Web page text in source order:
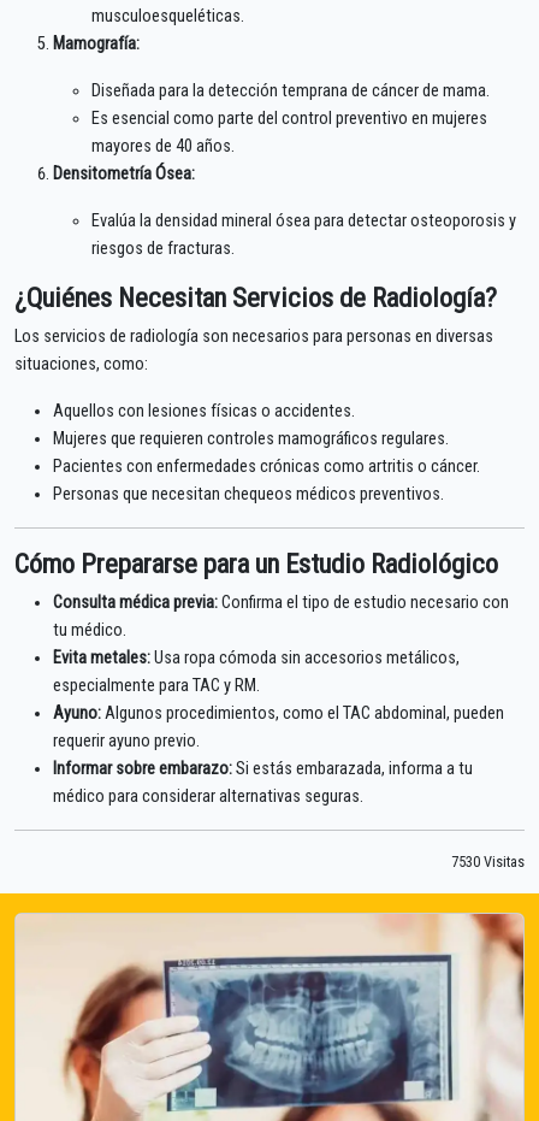
musculoesqueléticas.
Mamografía:
Diseñada para la detección temprana de cáncer de mama.
Es esencial como parte del control preventivo en mujeres
mayores de 40 años.
Densitometría Ósea:
Evalúa la densidad mineral ósea para detectar osteoporosis y
riesgos de fracturas.
¿Quiénes Necesitan Servicios de Radiología?
Los servicios de radiología son necesarios para personas en diversas
situaciones, como:
Aquellos con lesiones físicas o accidentes.
Mujeres que requieren controles mamográficos regulares.
Pacientes con enfermedades crónicas como artritis o cáncer.
Personas que necesitan chequeos médicos preventivos.
Cómo Prepararse para un Estudio Radiológico
Consulta médica previa:Confirma el tipo de estudio necesario con
tu médico.
Evita metales:Usa ropa cómoda sin accesorios metálicos,
especialmente para TAC y RM.
Ayuno:Algunos procedimientos, como el TAC abdominal, pueden
requerir ayuno previo.
Informar sobre embarazo:Si estás embarazada, informa a tu
médico para considerar alternativas seguras.
7530 Visitas